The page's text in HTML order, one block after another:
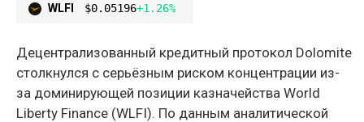
WLFI $0.05196+1.26%
Децентрализованный кредитный протокол Dolomite
столкнулся с серьёзным риском концентрации из-
за доминирующей позиции казначейства World
Liberty Finance (WLFI). По данным аналитической